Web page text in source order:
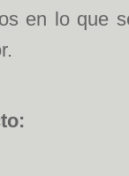
en lo que